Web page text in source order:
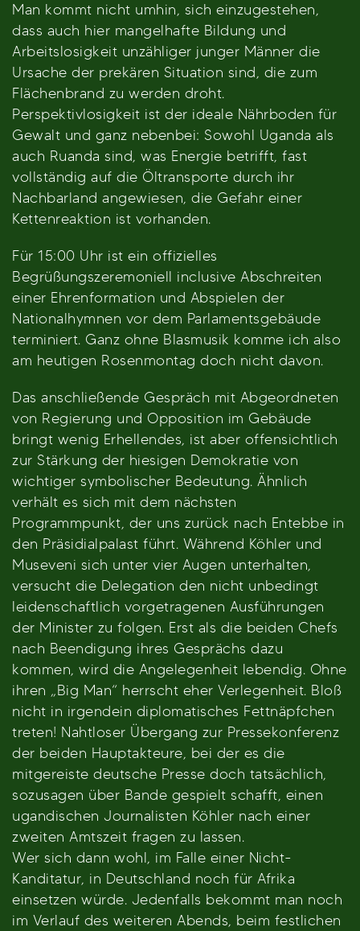
Man kommt nicht umhin, sich einzugestehen,
dass auch hier mangelhafte Bildung und
Arbeitslosigkeit unzähliger junger Männer die
Ursache der prekären Situation sind, die zum
Flächenbrand zu werden droht.
Perspektivlosigkeit ist der ideale Nährboden für
Gewalt und ganz nebenbei: Sowohl Uganda als
auch Ruanda sind, was Energie betrifft, fast
vollständig auf die Öltransporte durch ihr
Nachbarland angewiesen, die Gefahr einer
Kettenreaktion ist vorhanden.
Für 15:00 Uhr ist ein offizielles
Begrüßungszeremoniell inclusive Abschreiten
einer Ehrenformation und Abspielen der
Nationalhymnen vor dem Parlamentsgebäude
terminiert. Ganz ohne Blasmusik komme ich also
am heutigen Rosenmontag doch nicht davon.
Das anschließende Gespräch mit Abgeordneten
von Regierung und Opposition im Gebäude
bringt wenig Erhellendes, ist aber offensichtlich
zur Stärkung der hiesigen Demokratie von
wichtiger symbolischer Bedeutung. Ähnlich
verhält es sich mit dem nächsten
Programmpunkt, der uns zurück nach Entebbe in
den Präsidialpalast führt. Während Köhler und
Museveni sich unter vier Augen unterhalten,
versucht die Delegation den nicht unbedingt
leidenschaftlich vorgetragenen Ausführungen
der Minister zu folgen. Erst als die beiden Chefs
nach Beendigung ihres Gesprächs dazu
kommen, wird die Angelegenheit lebendig. Ohne
ihren „Big Man“ herrscht eher Verlegenheit. Bloß
nicht in irgendein diplomatisches Fettnäpfchen
treten! Nahtloser Übergang zur Pressekonferenz
der beiden Hauptakteure, bei der es die
mitgereiste deutsche Presse doch tatsächlich,
sozusagen über Bande gespielt schafft, einen
ugandischen Journalisten Köhler nach einer
zweiten Amtszeit fragen zu lassen.
Wer sich dann wohl, im Falle einer Nicht-
Kanditatur, in Deutschland noch für Afrika
einsetzen würde. Jedenfalls bekommt man noch
im Verlauf des weiteren Abends, beim festlichen